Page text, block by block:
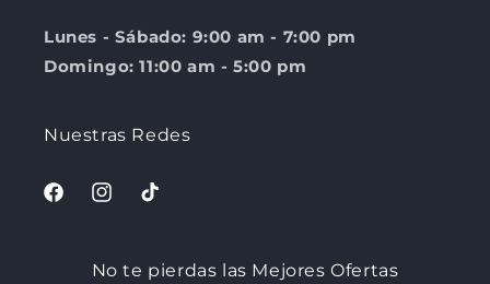
Lunes - Sábado: 9:00 am - 7:00 pm
Domingo: 11:00 am - 5:00 pm
Nuestras Redes
FacebookInstagram
TikTok
No te pierdas las Mejores Ofertas